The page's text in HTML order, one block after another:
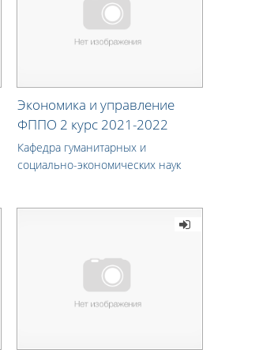
Экономика и управление
ФППО 2 курс 2021-2022
Кафедра гуманитарных и
социально-экономических наук